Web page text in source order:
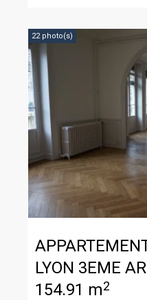
22 photo(s)
LYON 3EME
154.91 m2